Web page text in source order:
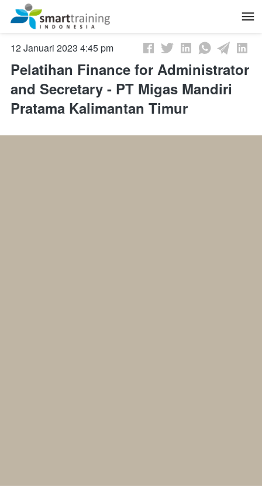
January 12, 2023, 9:45 am
Pelatihan Finance for Administrator
and Secretary - PT Migas Mandiri
Pratama Kalimantan Timur